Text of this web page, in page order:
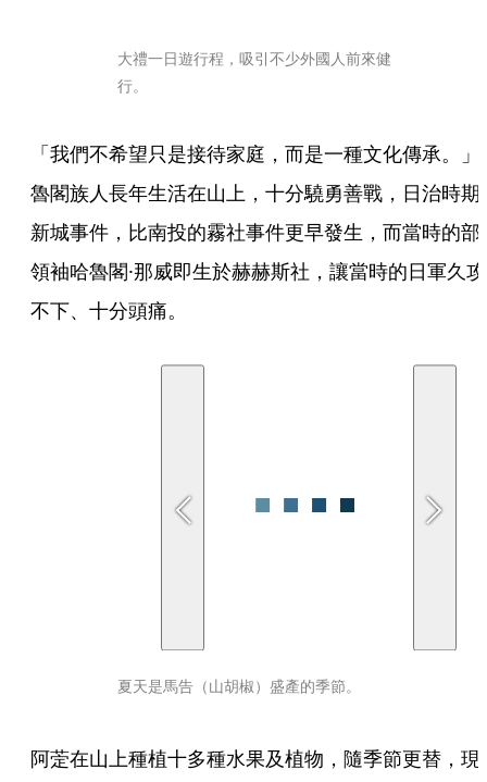
大禮一日遊行程，吸引不少外國人前來健
行。
「我們不希望只是接待家庭，而是一種文化傳承。」
魯閣族人長年生活在山上，十分驍勇善戰，日治時期
新城事件，比南投的霧社事件更早發生，而當時的部
領袖哈魯閣·那威即生於赫赫斯社，讓當時的日軍久攻
不下、十分頭痛。
夏天是馬告（山胡椒）盛產的季節。
阿萣在山上種植十多種水果及植物，隨季節更替，現